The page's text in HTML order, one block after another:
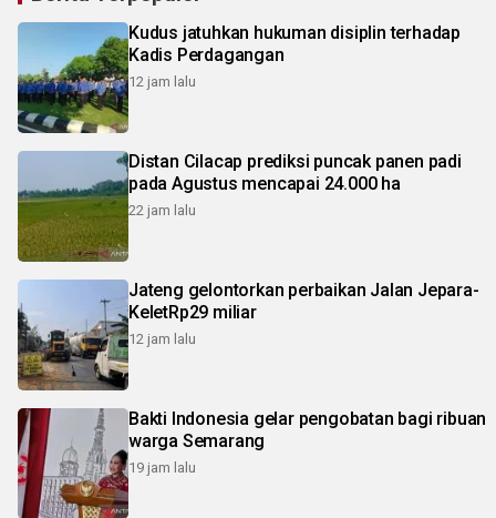
Kudus jatuhkan hukuman disiplin terhadap
Kadis Perdagangan
12 jam lalu
Distan Cilacap prediksi puncak panen padi
pada Agustus mencapai 24.000 ha
22 jam lalu
Jateng gelontorkan perbaikan Jalan Jepara-
KeletRp29 miliar
12 jam lalu
Bakti Indonesia gelar pengobatan bagi ribuan
warga Semarang
19 jam lalu